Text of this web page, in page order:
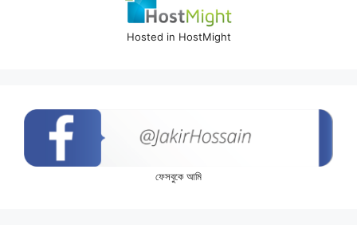
Hosted in HostMight
ফেসবুকে আমি